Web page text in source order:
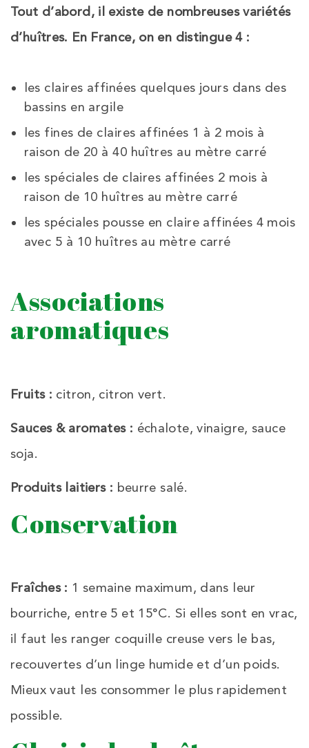
Tout d’abord, il existe de nombreuses variétés
d’huîtres. En France, on en distingue 4 :
les claires affinées quelques jours dans des
bassins en argile
les fines de claires affinées 1 à 2 mois à
raison de 20 à 40 huîtres au mètre carré
les spéciales de claires affinées 2 mois à
raison de 10 huîtres au mètre carré
les spéciales pousse en claire affinées 4 mois
avec 5 à 10 huîtres au mètre carré
Associations
aromatiques
Fruits : citron, citron vert.
Sauces & aromates : échalote, vinaigre, sauce
soja.
Produits laitiers : beurre salé.
Conservation
Fraîches : 1 semaine maximum, dans leur
bourriche, entre 5 et 15°C. Si elles sont en vrac,
il faut les ranger coquille creuse vers le bas,
recouvertes d’un linge humide et d’un poids.
Mieux vaut les consommer le plus rapidement
possible.